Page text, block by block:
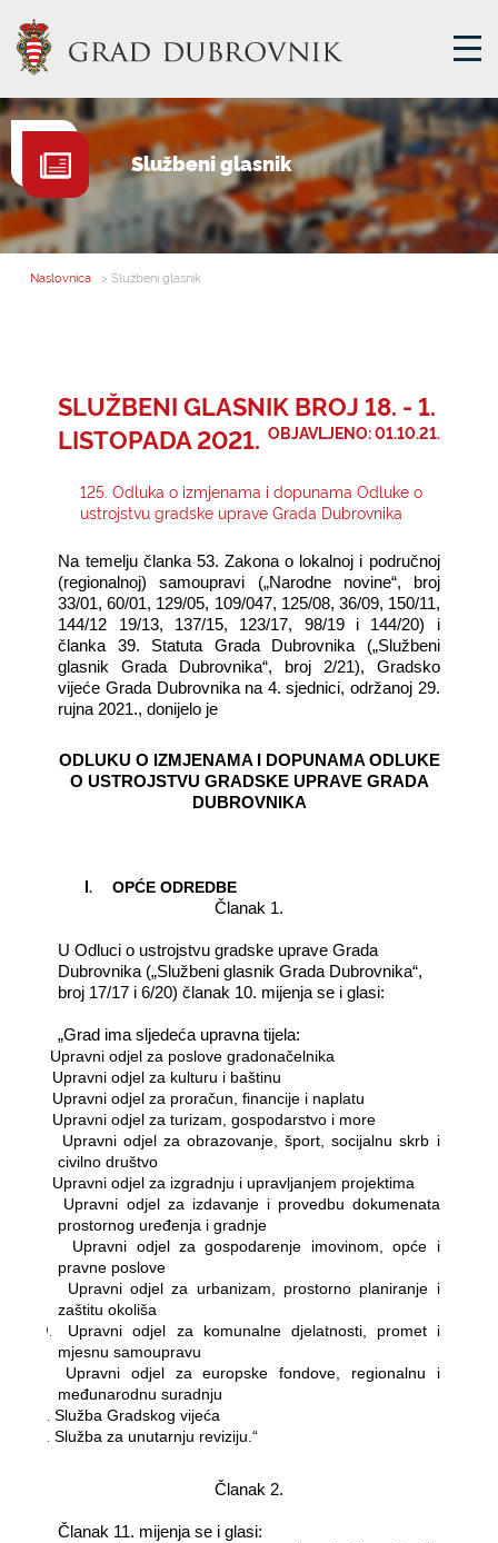
GRADSKA UPRAVA
GRADONAČELNIK
MJESNA SAMOUPRAVA
E-USLUGE
Službeni glasnik
Naslovnica > Službeni glasnik
SLUŽBENI GLASNIK BROJ 18. - 1.
LISTOPADA 2021. OBJAVLJENO: 01.10.21.
125. Odluka o izmjenama i dopunama Odluke o
ustrojstvu gradske uprave Grada Dubrovnika
Na temelju članka 53. Zakona o lokalnoj i područnoj
(regionalnoj) samoupravi („Narodne novine“, broj
33/01, 60/01, 129/05, 109/047, 125/08, 36/09, 150/11,
144/12 19/13, 137/15, 123/17, 98/19 i 144/20) i
članka 39. Statuta Grada Dubrovnika („Službeni
glasnik Grada Dubrovnika“, broj 2/21), Gradsko
vijeće Grada Dubrovnika na 4. sjednici, održanoj 29.
rujna 2021., donijelo je
ODLUKU O IZMJENAMA I DOPUNAMA ODLUKE
O USTROJSTVU GRADSKE UPRAVE GRADA
DUBROVNIKA
I.
OPĆE ODREDBE
Članak 1.
U Odluci o ustrojstvu gradske uprave Grada
Dubrovnika („Službeni glasnik Grada Dubrovnika“,
broj 17/17 i 6/20) članak 10. mijenja se i glasi:
„Grad ima sljedeća upravna tijela:
Upravni odjel za poslove gradonačelnika
Upravni odjel za kulturu i baštinu
Upravni odjel za proračun, financije i naplatu
Upravni odjel za turizam, gospodarstvo i more
Upravni odjel za obrazovanje, šport, socijalnu skrb i
civilno društvo
Upravni odjel za izgradnju i upravljanjem projektima
Upravni odjel za izdavanje i provedbu dokumenata
prostornog uređenja i gradnje
Upravni odjel za gospodarenje imovinom, opće i
pravne poslove
Upravni odjel za urbanizam, prostorno planiranje i
zaštitu okoliša
10.
Upravni odjel za komunalne djelatnosti, promet i
mjesnu samoupravu
Upravni odjel za europske fondove, regionalnu i
međunarodnu suradnju
Služba Gradskog vijeća
Služba za unutarnju reviziju.“
Članak 2.
Članak 11. mijenja se i glasi: